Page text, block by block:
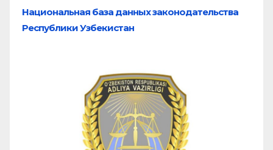
Национальная база данных законодательства
Республики Узбекистан